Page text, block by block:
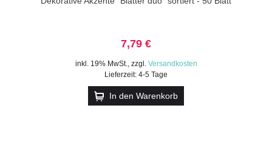
7,79 €
inkl. 19% MwSt., zzgl. Versandkosten
Lieferzeit: 4-5 Tage
In den Warenkorb